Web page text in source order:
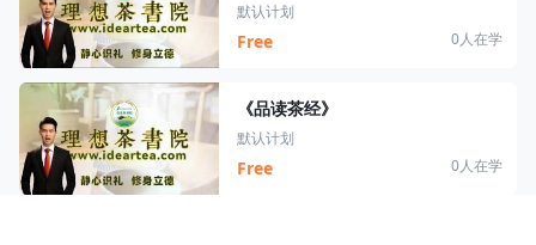
默认计划
Free 0人在学
《品读茶经》
默认计划
Free 0人在学